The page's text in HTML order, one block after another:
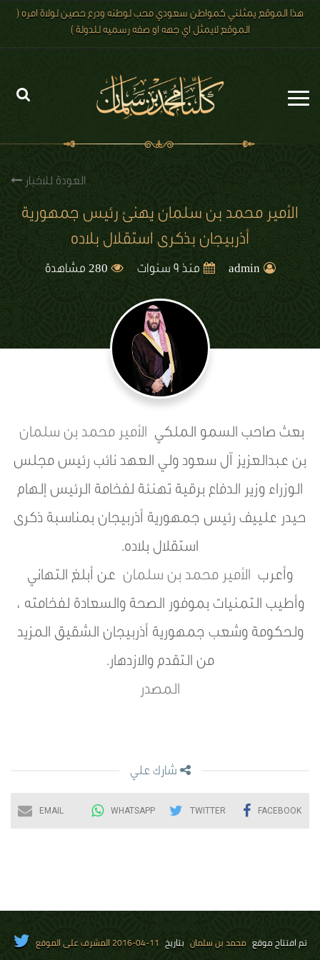
هذا الموقع يمثلني كمواطن سعودي محب لوطنه ودرع حصين لولاة امره (
الموقع لايمثل اي جهه او صفه رسميه للدولة )
رؤية 2030
العودة للاخبار
الأمير محمد بن سلمان يهنئ رئيس جمهورية
أذربيجان بذكرى استقلال بلاده
admin منذ 9 سنوات 280 مشاهدة
بعث صاحب السمو الملكي الأمير محمد بن سلمان
بن عبدالعزيز آل سعود ولي العهد نائب رئيس مجلس
الوزراء وزير الدفاع برقية تهنئة لفخامة الرئيس إلهام
حيدر علييف رئيس جمهورية أذربيجان بمناسبة ذكرى
استقلال بلاده.
وأعرب الأمير محمد بن سلمان عن أبلغ التهاني
وأطيب التمنيات بموفور الصحة والسعادة لفخامته ،
ولحكومة وشعب جمهورية أذربيجان الشقيق المزيد
من التقدم والازدهار.
المصدر
شارك علي
FACEBOOK
TWITTER
WHATSAPP
EMAIL
تم افتتاح موقع محمد بن سلمان بتاريخ 11-04-2016 المشرف على الموقع